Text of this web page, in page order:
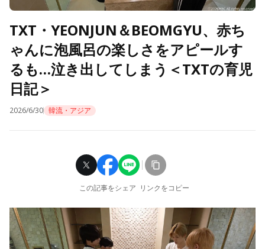
TXT・YEONJUN＆BEOMGYU、赤ち
ゃんに泡風呂の楽しさをアピールす
るも…泣き出してしまう＜TXTの育児
日記＞
2026/6/30 韓流・アジア
この記事をシェア リンクをコピー